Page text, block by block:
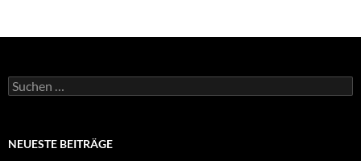
Suchen
nach:
NEUESTE BEITRÄGE